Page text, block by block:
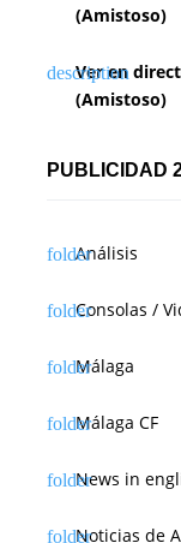
(Amistoso)
Ver en
(Amistoso)
PUBLICIDAD
Análisis
Consolas /
Málaga
Málaga CF
News in
Noticias de